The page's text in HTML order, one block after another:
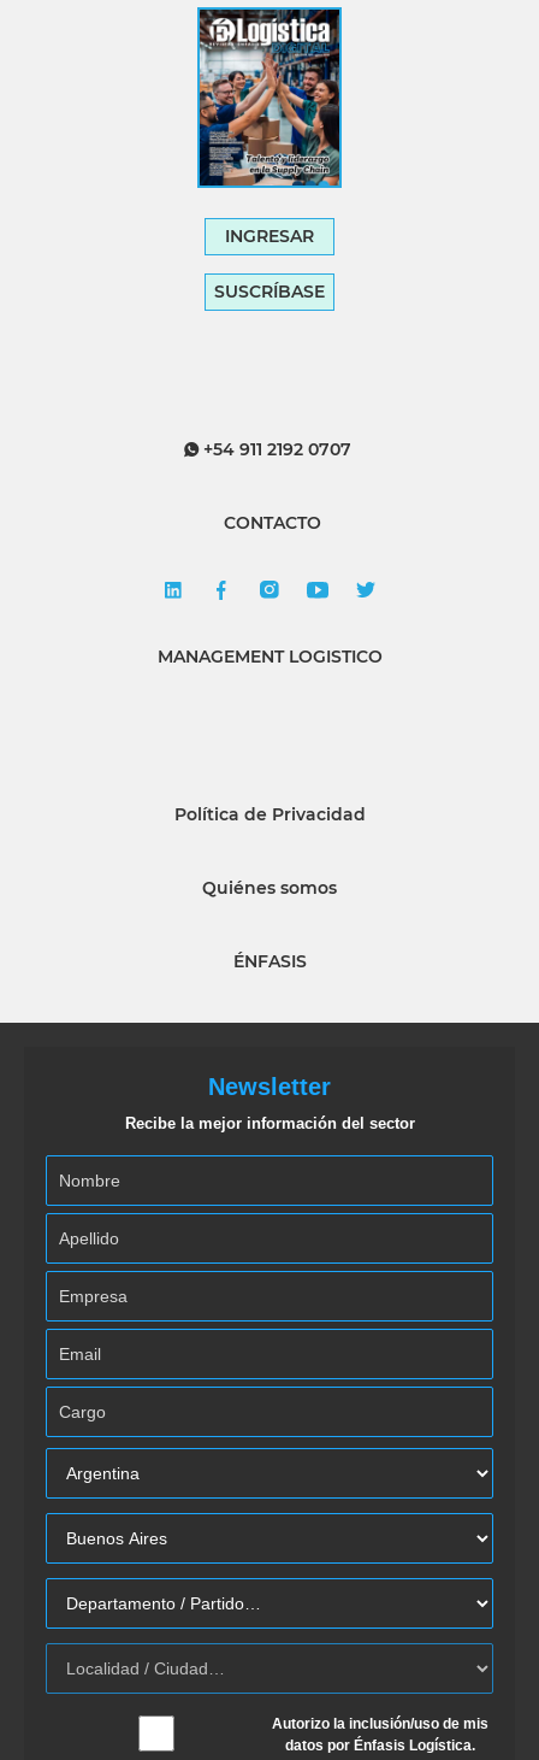
INGRESAR
SUSCRÍBASE
+54 911 2192 0707
CONTACTO
MANAGEMENT LOGISTICO
Política de Privacidad
Quiénes somos
ÉNFASIS
Newsletter
Recibe la mejor información del sector
Autorizo la inclusión/uso de mis
datos por Énfasis Logística.